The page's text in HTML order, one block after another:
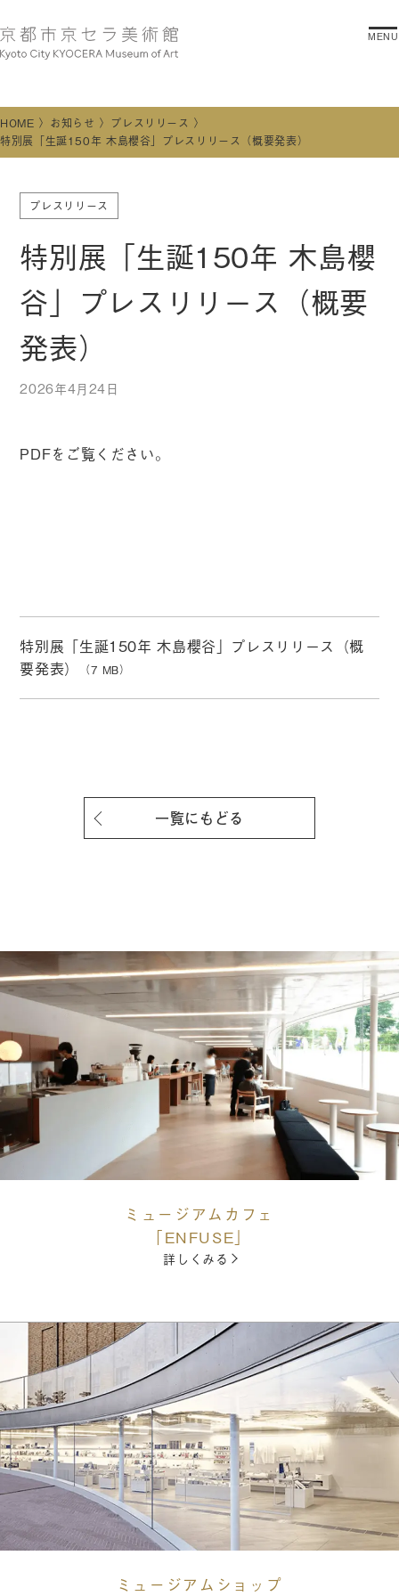
MENU
HOME お知らせ
プレスリリース
特別展「⽣誕150年 ⽊島櫻⾕」プレスリリース（概要発表）
プレスリリース
特別展「⽣誕150年 ⽊島櫻
⾕」プレスリリース（概要
発表）
2026年4月24日
PDFをご覧ください。
特別展「⽣誕150年 ⽊島櫻⾕」プレスリリース（概
要発表）
（7 MB）
一覧にもどる
ミュージアムカフェ
「ENFUSE」
詳しくみる
ミュージアムショップ